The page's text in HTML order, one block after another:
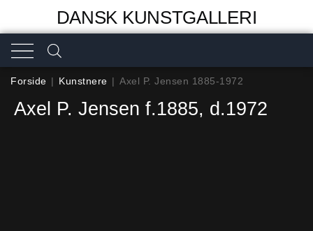
DANSK KUNSTGALLERI
Forside | Kunstnere | Axel P. Jensen 1885-1972
Axel P. Jensen f.1885, d.1972